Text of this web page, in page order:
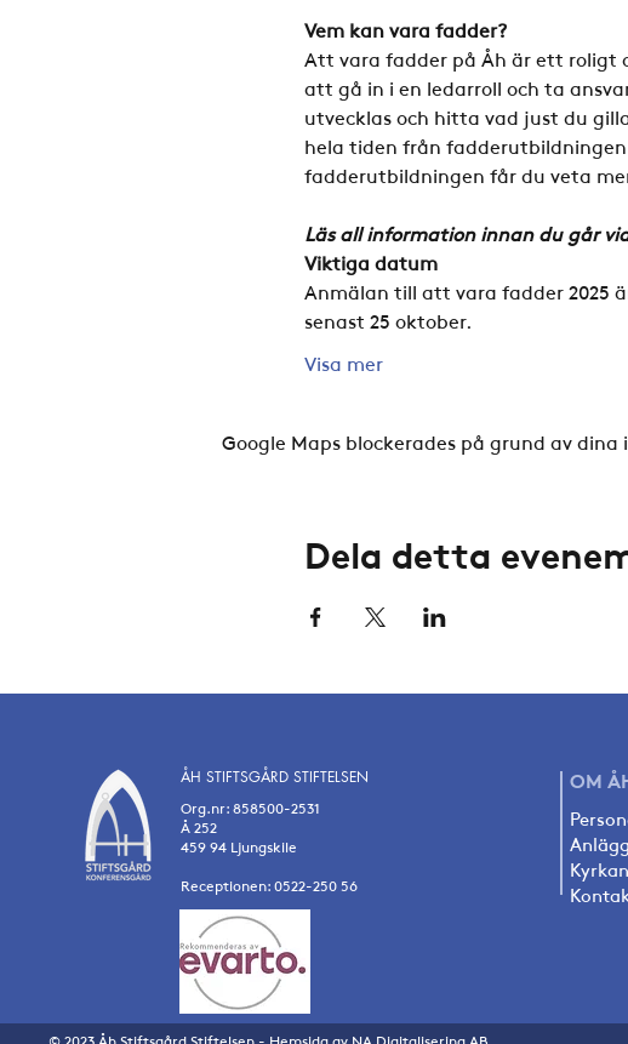
Vem kan vara fadder?
Att vara fadder på Åh är ett roligt
att gå in i en ledarroll och ta
utvecklas och hitta vad just du
hela tiden från
fadderutbildningen får du veta
Läs all information innan du går
Viktiga datum
Anmälan till att vara fadder 2025
senast 25 oktober.
Visa mer
Google Maps blockerades på grund av
Dela detta
ÅH STIFTSGÅRD STIFTELSEN
Org.nr: 858500-2531
Å 252
459 94 Ljungskile
Receptionen: 0522-250 56
OM
Kyrkan